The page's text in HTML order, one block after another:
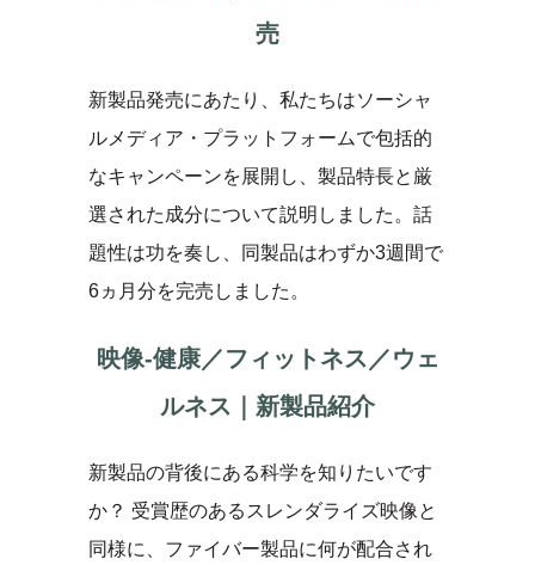
売
新製品発売にあたり、私たちはソーシャ
ルメディア・プラットフォームで包括的
なキャンペーンを展開し、製品特長と厳
選された成分について説明しました。話
題性は功を奏し、同製品はわずか3週間で
6ヵ月分を完売しました。
映像-健康／フィットネス／ウェ
ルネス｜新製品紹介
新製品の背後にある科学を知りたいです
か？ 受賞歴のあるスレンダライズ映像と
同様に、ファイバー製品に何が配合され